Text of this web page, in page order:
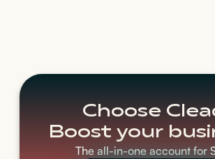
Choose
Boost your
The all-in-one account for